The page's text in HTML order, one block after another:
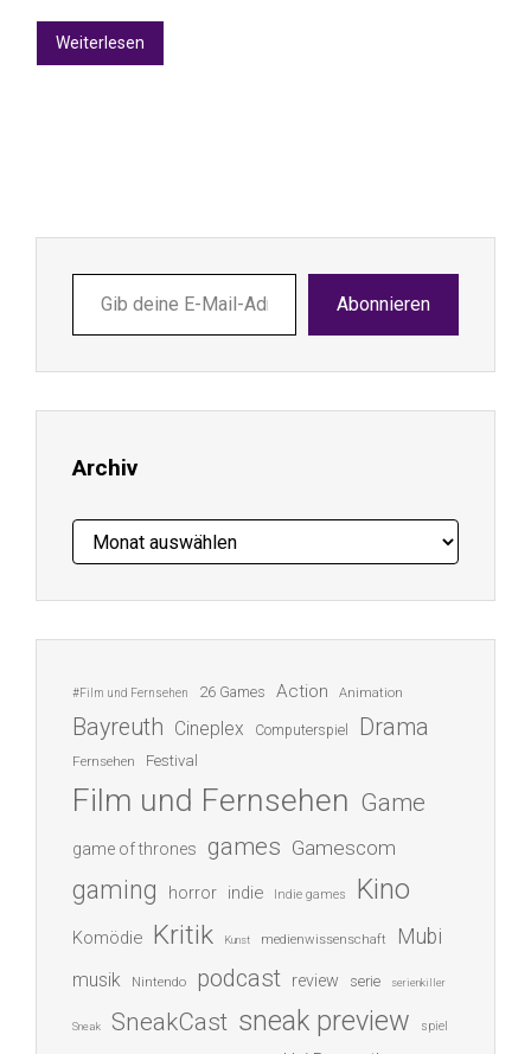
Weiterlesen
deine
E-
ein ...
Abonnieren
Archiv
Archiv
#Film und Fernsehen 26 Games Action Animation
Bayreuth Cineplex Computerspiel Drama
Fernsehen Festival
Film und Fernsehen Game
game of thrones games Gamescom
gaming horror indie Indie games Kino
Komödie Kritik Kunst medienwissenschaft Mubi
musik Nintendo podcast review serie serienkiller
Sneak SneakCast sneak preview spiel